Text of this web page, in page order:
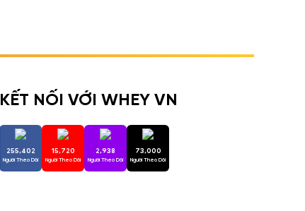
KẾT NỐI VỚI WHEY VN
255,402
Người Theo Dõi
15,720
Người Theo Dõi
2,938
Người Theo Dõi
73,000
Người Theo Dõi